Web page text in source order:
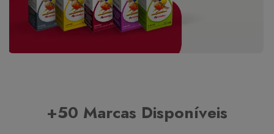
+50 Marcas Disponíveis